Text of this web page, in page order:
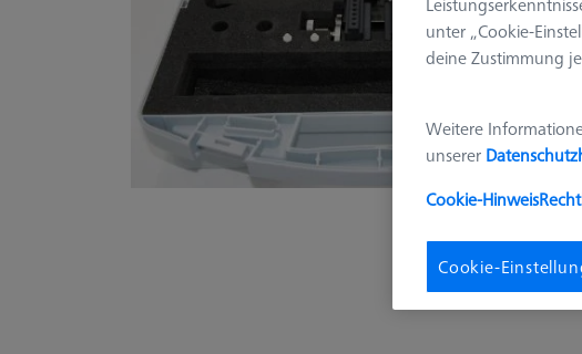
unter „Cookie-
deine Zustimmung
Weitere
unserer
Cookie-Hinweis
Cookie-